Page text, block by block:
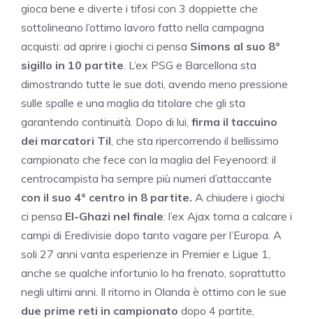
gioca bene e diverte i tifosi con 3 doppiette che
sottolineano l’ottimo lavoro fatto nella campagna
acquisti: ad aprire i giochi ci pensa Simons al suo 8°
sigillo in 10 partite . L’ex PSG e Barcellona sta
dimostrando tutte le sue doti, avendo meno pressione
sulle spalle e una maglia da titolare che gli sta
garantendo continuità. Dopo di lui, firma il taccuino
dei marcatori Til , che sta ripercorrendo il bellissimo
campionato che fece con la maglia del Feyenoord: il
centrocampista ha sempre più numeri d’attaccante
con il suo 4° centro in 8 partite. A chiudere i giochi
ci pensa El-Ghazi nel finale: l’ex Ajax torna a calcare i
campi di Eredivisie dopo tanto vagare per l’Europa. A
soli 27 anni vanta esperienze in Premier e Ligue 1,
anche se qualche infortunio lo ha frenato, soprattutto
negli ultimi anni. Il ritorno in Olanda è ottimo con le sue
due prime reti in campionato dopo 4 partite,